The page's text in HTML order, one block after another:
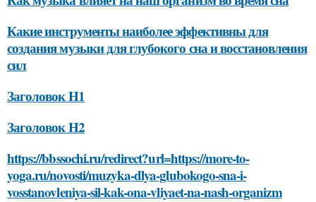
Какие инструменты наиболее эффективны для
создания музыки для глубокого сна и восстановления
сил
Заголовок H1
Заголовок H2
https://bbssochi.ru/redirect?url=https://more-to-
yoga.ru/novosti/muzyka-dlya-glubokogo-sna-i-
vosstanovleniya-sil-kak-ona-vliyaet-na-nash-organizm